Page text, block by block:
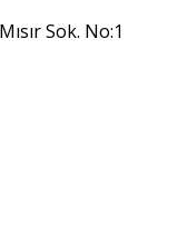
Sok. No:1